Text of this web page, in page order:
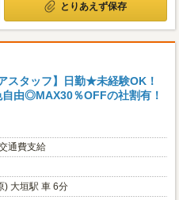
とりあえず保存
スタッフ】日勤★未経験OK！
由◎MAX30％OFFの社割有！
通費支給
) 大垣駅 車 6分